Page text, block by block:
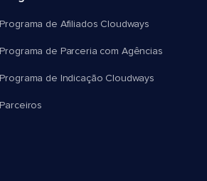
Programa de Afiliados Cloudways
Programa de Parceria com Agências
Programa de Indicação Cloudways
Parceiros